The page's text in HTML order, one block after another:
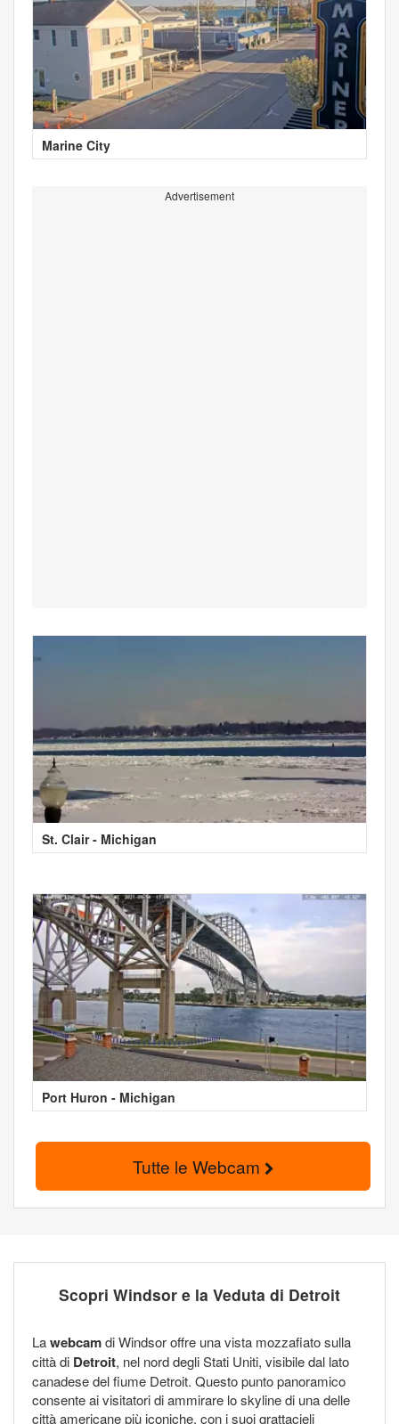
Marine City
Advertisement
St. Clair - Michigan
Port Huron - Michigan
Tutte le Webcam
Scopri Windsor e la Veduta di Detroit
Lawebcamdi Windsor offre una vista mozzafiato sulla
città di Detroit, nel nord degli Stati Uniti, visibile dal lato
canadese del fiume Detroit. Questo punto panoramico
consente ai visitatori di ammirare lo skyline di una delle
città americane più iconiche, con i suoi grattacieli